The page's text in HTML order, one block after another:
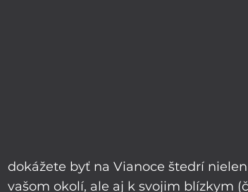
dokážete byť na Vianoce štedrí
vašom okolí, ale aj k svojim blízkym